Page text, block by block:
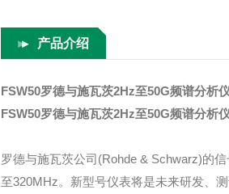
产品介绍
FSW50罗德与施瓦茨2Hz至50G频谱分析仪
FSW50罗德与施瓦茨2Hz至50G频谱分析仪
罗德与施瓦茨公司(Rohde & Schwarz)的
至320MHz。新型号仪表将是未来研发、